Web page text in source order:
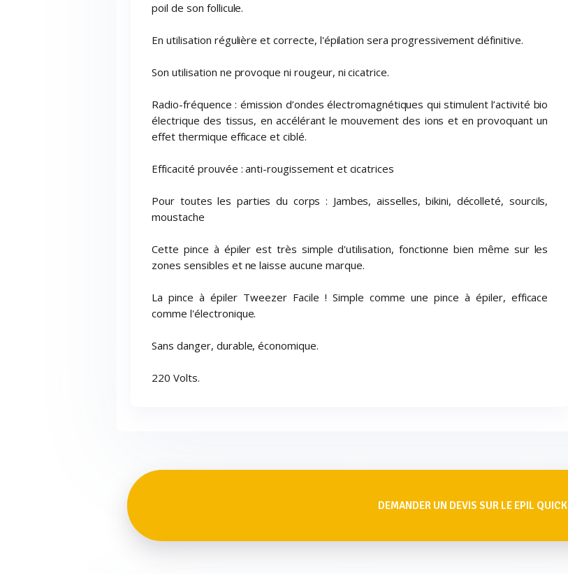
poil de son follicule.
En utilisation régulière et correcte, l'épilation sera progressivement définitive.
Son utilisation ne provoque ni rougeur, ni cicatrice.
Radio-fréquence : émission d’ondes électromagnétiques qui stimulent l’activité bio
électrique des tissus, en accélérant le mouvement des ions et en provoquant un
effet thermique efficace et ciblé.
Efficacité prouvée : anti-rougissement et cicatrices
Pour toutes les parties du corps : Jambes, aisselles, bikini, décolleté, sourcils,
moustache
Cette pince à épiler est très simple d'utilisation, fonctionne bien même sur les
zones sensibles et ne laisse aucune marque.
La pince à épiler Tweezer Facile ! Simple comme une pince à épiler, efficace
comme l'électronique.
Sans danger, durable, économique.
220 Volts.
DEMANDER UN DEVIS SUR LE EPIL QUICK